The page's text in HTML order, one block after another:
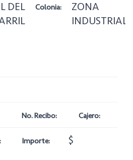
DEL
Colonia:
ZONA
INDUSTRIAL
No. Recibo: Cajero:
Importe: $